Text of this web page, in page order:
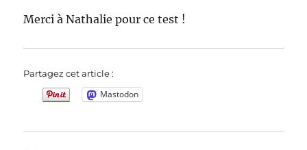
Merci à Nathalie pour ce test !
Partagez cet article :
Mastodon